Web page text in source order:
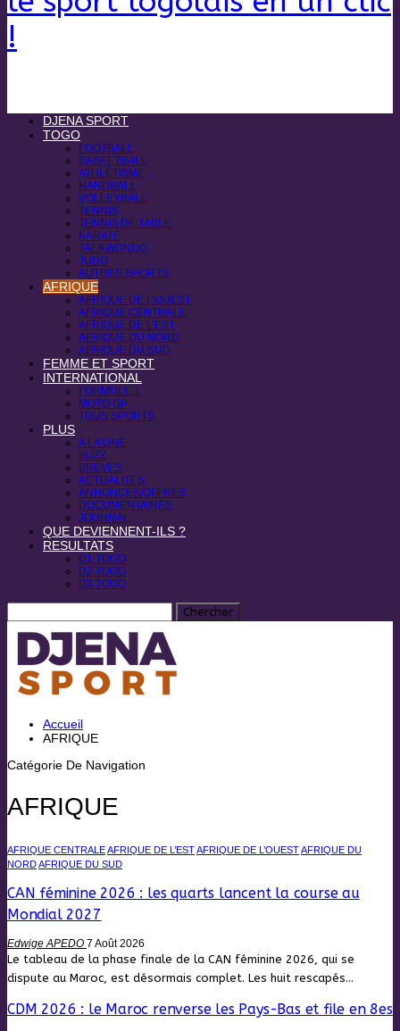
!
DJENA SPORT
TOGO
FOOTBALL
BASKETBALL
ATHLÉTISME
HANDBALL
VOLLEYBALL
TENNIS
TENNIS DE TABLE
KARATÉ
TAEKWONDO
JUDO
AUTRES SPORTS
AFRIQUE
AFRIQUE DE L’OUEST
AFRIQUE CENTRALE
AFRIQUE DE L’EST
AFRIQUE DU NORD
AFRIQUE DU SUD
FEMME ET SPORT
INTERNATIONAL
FORMULE 1
MOTO GP
TOUS SPORTS
PLUS
A LA UNE
BUZZ
BREVES
ACTUALITES
ANNONCES/OFFRES
DOCUMENTAIRES
JOURNAL
QUE DEVIENNENT-ILS ?
RESULTATS
D1 TOGO
D2 TOGO
D3 TOGO
Accueil
AFRIQUE
Catégorie De Navigation
AFRIQUE
AFRIQUE CENTRALEAFRIQUE DE L’ESTAFRIQUE DE L’OUESTAFRIQUE DU
NORDAFRIQUE DU SUD
CAN féminine 2026 : les quarts lancent la course au
Mondial 2027
Edwige APEDO 7 Août 2026
Le tableau de la phase finale de la CAN féminine 2026, qui se
dispute au Maroc, est désormais complet. Les huit rescapés…
CDM 2026 : le Maroc renverse les Pays-Bas et file en 8es